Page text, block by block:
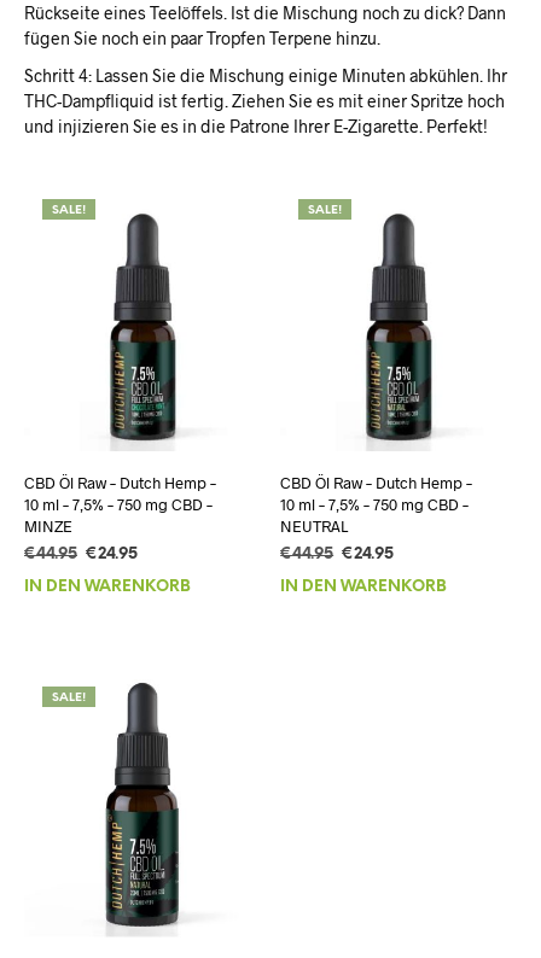
Rückseite eines Teelöffels. Ist die Mischung noch zu dick? Dann
fügen Sie noch ein paar Tropfen Terpene hinzu.
Schritt 4: Lassen Sie die Mischung einige Minuten abkühlen. Ihr
THC-Dampfliquid ist fertig. Ziehen Sie es mit einer Spritze hoch
und injizieren Sie es in die Patrone Ihrer E-Zigarette. Perfekt!
SALE!
CBD Öl Raw – Dutch Hemp –
10 ml – 7,5% – 750 mg CBD –
MINZE
€44.95 Ursprünglicher
Preis
€24.95Aktueller
Preis
IN DEN WARENKORB
SALE!
CBD Öl Raw – Dutch Hemp –
10 ml – 7,5% – 750 mg CBD –
NEUTRAL
€44.95 Ursprünglicher
Preis
€24.95Aktueller
Preis
IN DEN WARENKORB
SALE!